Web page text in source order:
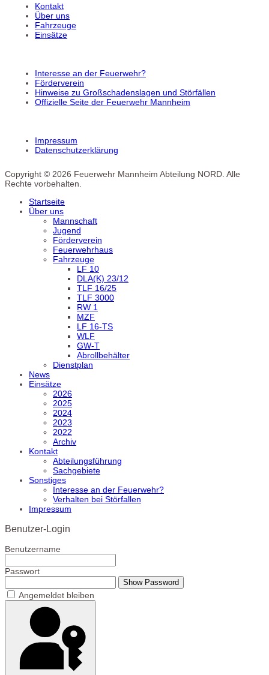
Kontakt
Über uns
Fahrzeuge
Einsätze
Interesse an der Feuerwehr?
Förderverein
Hinweise zu Großschadenslagen und Störfällen
Offizielle Seite der Feuerwehr Mannheim
Impressum
Datenschutzerklärung
Copyright © 2026 Feuerwehr Mannheim Abteilung NORD. Alle
Rechte vorbehalten.
Startseite
Über uns
Mannschaft
Jugend
Förderverein
Feuerwehrhaus
Fahrzeuge
LF 10
DLA(K) 23/12
TLF 16/25
TLF 3000
RW 1
MZF
LF 16-TS
WLF
GW-T
Abrollbehälter
Dienstplan
News
Einsätze
2026
2025
2024
2023
2022
Archiv
Kontakt
Abteilungsführung
Sachgebiete
Sonstiges
Interesse an der Feuerwehr?
Verhalten bei Störfallen
Impressum
Benutzer-Login
Benutzername
Passwort
Show Password
Angemeldet bleiben